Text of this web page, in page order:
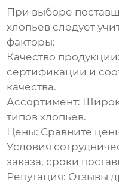
При выборе
хлопьев следует
факторы:
Качество продукции:
сертификации и
качества.
Ассортимент:
типов хлопьев.
Цены: Сравните
Условия
заказа, сроки
Репутация: Отзывы